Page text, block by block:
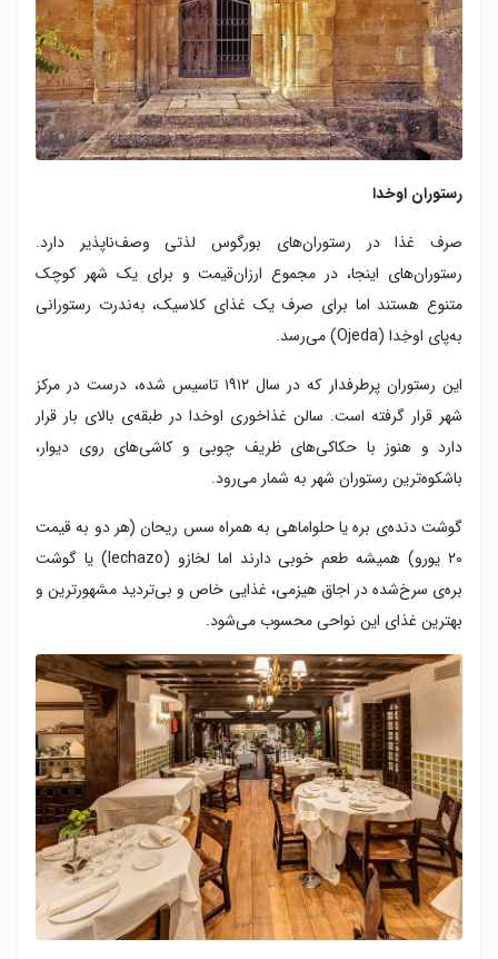
رستوران اوخدا
صرف غذا در رستوران‌های بورگوس لذتی وصف‌ناپذیر دارد.
رستوران‌های اینجا، در مجموع ارزان‌قیمت و برای یک شهر کوچک
متنوع هستند اما برای صرف یک غذای کلاسیک، به‌ندرت رستورانی
به‌پای اوخِدا (Ojeda) می‌رسد.
این رستوران پرطرفدار که در سال ۱۹۱۲ تاسیس شده، درست در مرکز
شهر قرار گرفته است. سالن غذاخوری اوخدا در طبقه‌ی بالای بار قرار
دارد و هنوز با حکاکی‌های ظریف چوبی و کاشی‌های روی دیوار،
باشکوه‌ترین رستوران شهر به شمار می‌‌رود.
گوشت دنده‌ی بره یا حلواماهی به همراه سس ریحان (هر دو به قیمت
۲۰ یورو) همیشه طعم خوبی دارند اما لخازو (lechazo) یا گوشت
بره‌‌ی سرخ‌شده در اجاق هیزمی، غذایی خاص و بی‌تردید مشهورترین و
بهترین غذای این نواحی محسوب می‌شود.